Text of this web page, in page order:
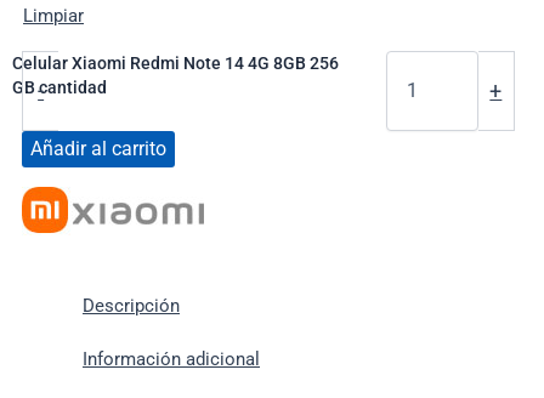
Limpiar
-
Celular Xiaomi Redmi Note 14 4G 8GB 256
GB cantidad
+
Añadir al carrito
Descripción
Información adicional